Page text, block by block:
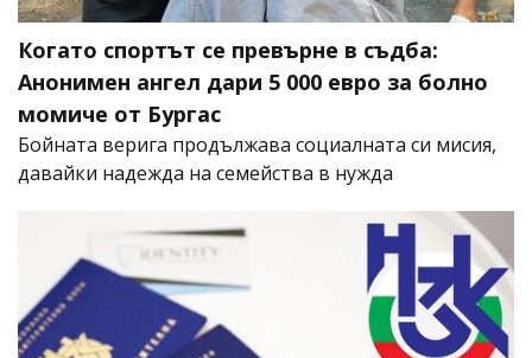
Когато спортът се превърне в съдба:
Анонимен ангел дари 5 000 евро за болно
момиче от Бургас
Бойната верига продължава социалната си мисия,
давайки надежда на семейства в нужда